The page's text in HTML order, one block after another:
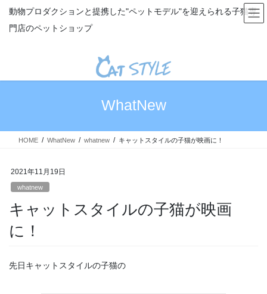
ス
ン
動物プロダクションと提携した"ペットモデル"を迎えられる子猫専
門店のペットショップ
WhatNew
HOME WhatNew whatnew キャットスタイルの子猫が映画に！
2021年11月19日
whatnew
キャットスタイルの子猫が映画
に！
先日キャットスタイルの子猫の